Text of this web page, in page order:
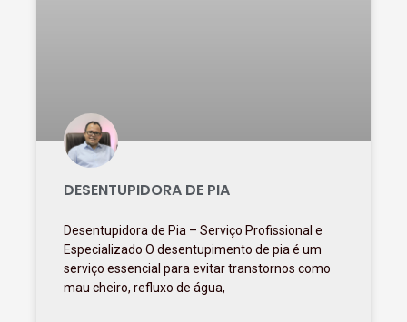
DESENTUPIDORA DE PIA
Desentupidora de Pia – Serviço Profissional e
Especializado O desentupimento de pia é um
serviço essencial para evitar transtornos como
mau cheiro, refluxo de água,